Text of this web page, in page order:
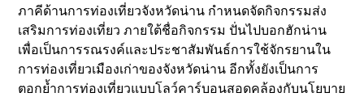
ภาคีด้านการท่องเที่ยวจังหวัดน่าน กำหนดจัดกิจกรรมส่ง
เสริมการท่องเที่ยว ภายใต้ชื่อกิจกรรม ปั่นไปบอกฮักน่าน
เพื่อเป็นการรณรงค์และประชาสัมพันธ์การใช้จักรยานใน
การท่องเที่ยวเมืองเก่าของจังหวัดน่าน อีกทั้งยังเป็นการ
ตอกย้ำการท่องเที่ยวแบบโลว์คาร์บอนสอดคล้องกับนโยบาย